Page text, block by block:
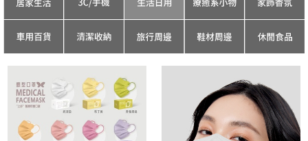
全部樣式 無暇白 曜石黑 夏雪草灰
初櫻粉
武士黑 冰川藍 奶茶棕
水霧藍
WOOD
全部尺寸 10片/盒 30入/盒 50ml/條
500ml/瓶